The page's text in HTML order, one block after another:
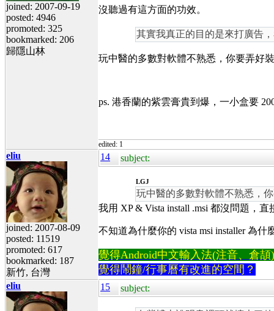
joined: 2007-09-19
posted: 4946
promoted: 325
bookmarked: 206
歸隱山林
沒聽過有這方面的功效。
其實我真正的目的是來打廣告
玩中醫的多數對軟體不熟悉，你要弄好
ps. 港香蘭的紫雲膏貴到爆，一小盒要
edited: 1
eliu
joined: 2007-08-09
posted: 11519
promoted: 617
bookmarked: 187
新竹, 台灣
14 subject:
LGJ
玩中醫的多數對軟體不熟悉，
我用 XP & Vista install .msi 都沒問題，直
不知道為什麼你的 vista msi installer 為什
覺得Android中文輸入法(注音、倉
覺得鬧鐘/行事曆有改進的空間？
eliu 15 subject: